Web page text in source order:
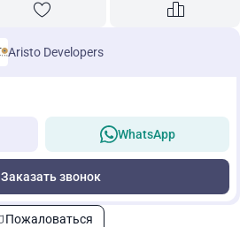
Aristo Developers
WhatsApp
Заказать звонок
Пожаловаться